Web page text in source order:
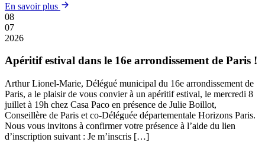
En savoir plus
08
07
2026
Apéritif estival dans le 16e arrondissement de Paris !
Arthur Lionel-Marie, Délégué municipal du 16e arrondissement de
Paris, a le plaisir de vous convier à un apéritif estival, le mercredi 8
juillet à 19h chez Casa Paco en présence de Julie Boillot,
Conseillère de Paris et co-Déléguée départementale Horizons Paris.
Nous vous invitons à confirmer votre présence à l’aide du lien
d’inscription suivant : Je m’inscris […]